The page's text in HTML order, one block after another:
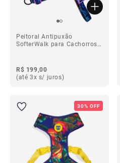
Peitoral Antipuxão
SofterWalk para Cachorros
R$ 199,00
(até 3x s/ juros)
30% OFF